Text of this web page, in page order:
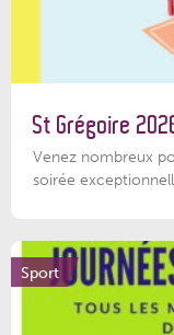
St Grégoire
Venez nombreux
soirée
Sport